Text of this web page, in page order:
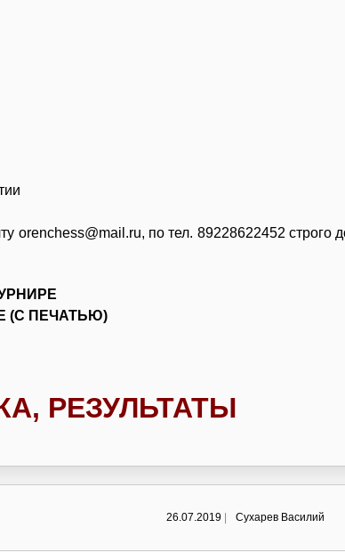
orenchess@mail.ru, по тел. 89228622452 строго
(С ПЕЧАТЬЮ)
РЕЗУЛЬТАТЫ
26.07.2019 Сухарев Василий